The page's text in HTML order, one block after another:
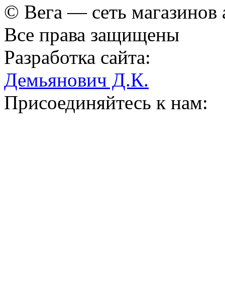
© Вега — сеть магазинов
Все права защищены
Разработка сайта:
Демьянович Д.К.
Присоединяйтесь к нам: